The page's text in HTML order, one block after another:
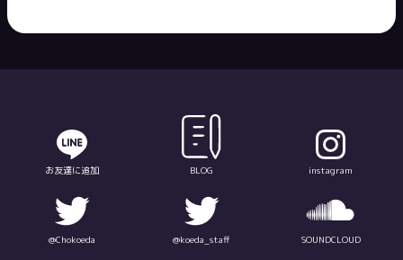
お友達に追加 BLOG instagram
@Chokoeda @koeda_staff SOUNDCLOUD